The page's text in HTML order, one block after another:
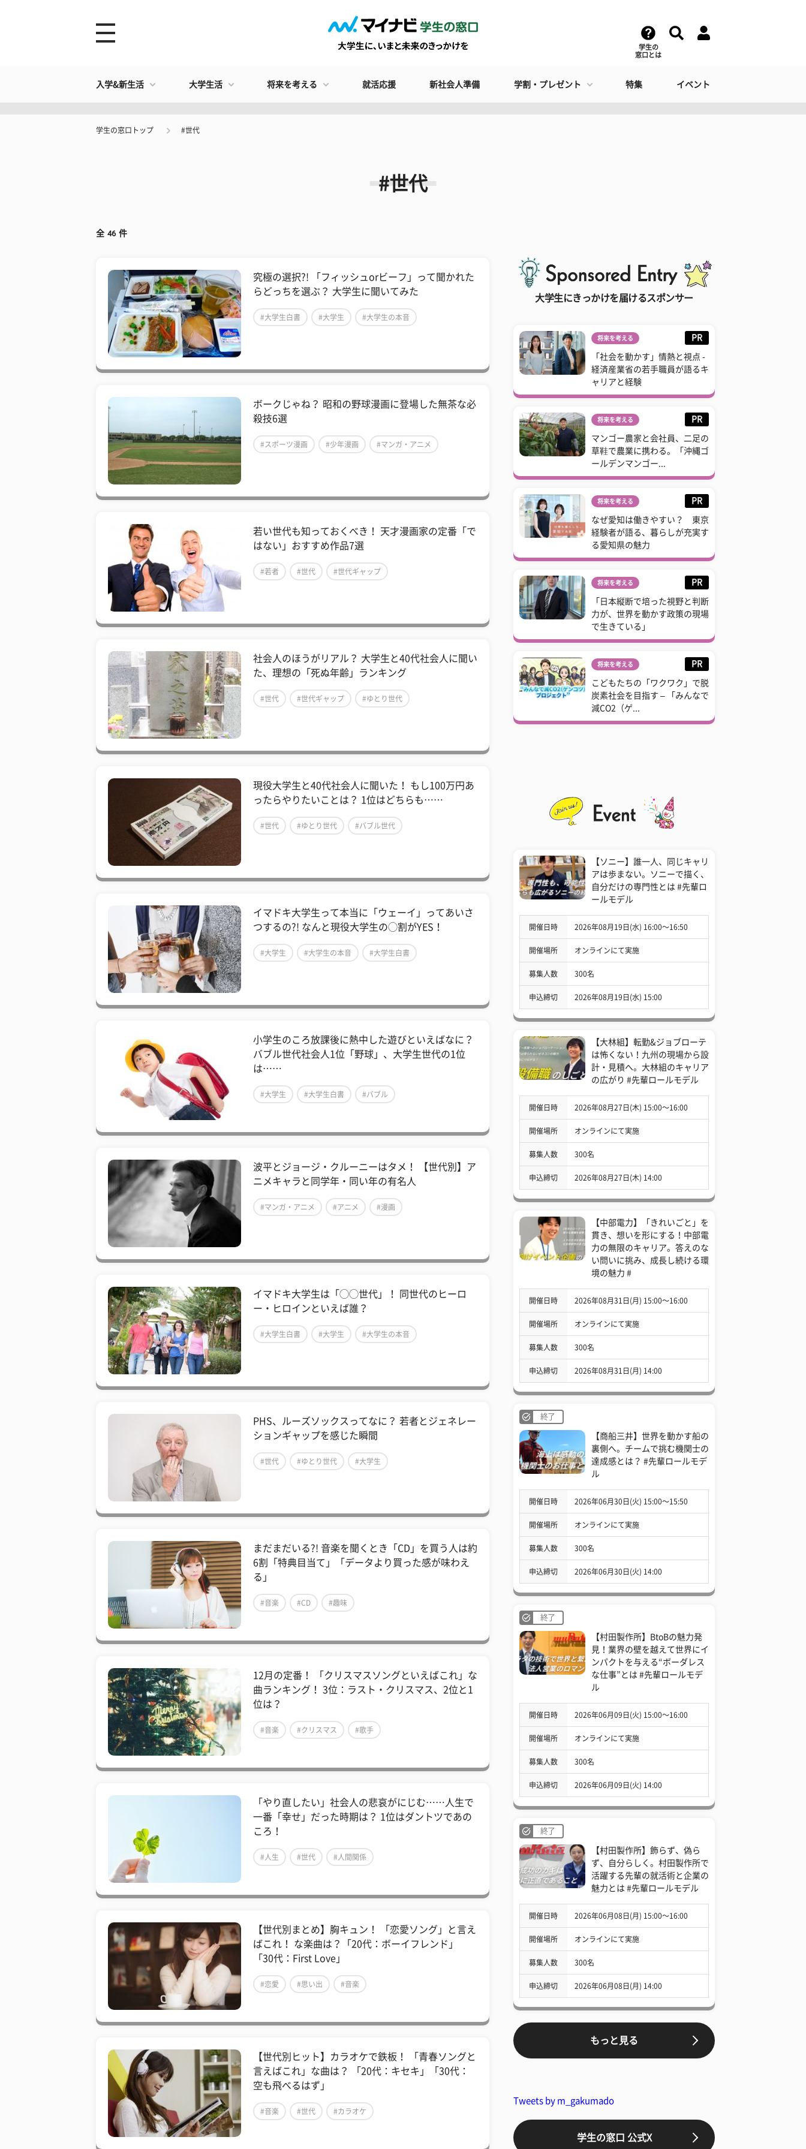
学生の
窓口とは
入学&新生活 大学生活 将来を考える 就活応援 新社会人準備 学割・プレゼント 特集 イベント
学生の窓口トップ #世代
#世代
全 46 件
究極の選択?! 「フィッシュorビーフ」って聞かれた
らどっちを選ぶ？ 大学生に聞いてみた
#大学生白書 #大学生 #大学生の本音
ボークじゃね？ 昭和の野球漫画に登場した無茶な必
殺技6選
#スポーツ漫画 #少年漫画 #マンガ・アニメ
若い世代も知っておくべき！ 天才漫画家の定番「で
はない」おすすめ作品7選
#若者 #世代 #世代ギャップ
社会人のほうがリアル？ 大学生と40代社会人に聞い
た、理想の「死ぬ年齢」ランキング
#世代 #世代ギャップ #ゆとり世代
現役大学生と40代社会人に聞いた！ もし100万円あ
ったらやりたいことは？ 1位はどちらも……
#世代 #ゆとり世代 #バブル世代
イマドキ大学生って本当に「ウェーイ」ってあいさ
つするの?! なんと現役大学生の◯割がYES！
#大学生 #大学生の本音 #大学生白書
小学生のころ放課後に熱中した遊びといえばなに？
バブル世代社会人1位「野球」、大学生世代の1位
は……
#大学生 #大学生白書 #バブル
波平とジョージ・クルーニーはタメ！ 【世代別】ア
ニメキャラと同学年・同い年の有名人
#マンガ・アニメ #アニメ #漫画
イマドキ大学生は「◯◯世代」！ 同世代のヒーロ
ー・ヒロインといえば誰？
#大学生白書 #大学生 #大学生の本音
PHS、ルーズソックスってなに？ 若者とジェネレー
ションギャップを感じた瞬間
#世代 #ゆとり世代 #大学生
まだまだいる?! 音楽を聞くとき「CD」を買う人は約
6割「特典目当て」「データより買った感が味わえ
る」
#音楽 #CD #趣味
12月の定番！ 「クリスマスソングといえばこれ」な
曲ランキング！ 3位：ラスト・クリスマス、2位と1
位は？
#音楽 #クリスマス #歌手
「やり直したい」社会人の悲哀がにじむ……人生で
一番「幸せ」だった時期は？ 1位はダントツであの
ころ！
#人生 #世代 #人間関係
【世代別まとめ】胸キュン！ 「恋愛ソング」と言え
ばこれ！ な楽曲は？「20代：ボーイフレンド」
「30代：First Love」
#恋愛 #思い出 #音楽
【世代別ヒット】カラオケで鉄板！ 「青春ソングと
言えばこれ」な曲は？ 「20代：キセキ」「30代：
空も飛べるはず」
#音楽 #世代 #カラオケ
大学生にきっかけを届けるスポンサー
将来を考える PR
「社会を動かす」情熱と視点 -
経済産業省の若手職員が語るキ
ャリアと経験
将来を考える PR
マンゴー農家と会社員、二足の
草鞋で農業に携わる。「沖縄ゴ
ールデンマンゴー...
将来を考える PR
なぜ愛知は働きやすい？ 東京
経験者が語る、暮らしが充実す
る愛知県の魅力
将来を考える PR
「日本縦断で培った視野と判断
力が、世界を動かす政策の現場
で生きている」
将来を考える PR
こどもたちの「ワクワク」で脱
炭素社会を目指す – 「みんなで
減CO2（ゲ...
【ソニー】誰一人、同じキャリ
アは歩まない。ソニーで描く、
自分だけの専門性とは #先輩ロ
ールモデル
開催日時 2026年08月19日(水) 16:00〜16:50
開催場所 オンラインにて実施
募集人数 300名
申込締切 2026年08月19日(水) 15:00
【大林組】転勤&ジョブローテ
は怖くない！九州の現場から設
計・見積へ。大林組のキャリア
の広がり #先輩ロールモデル
開催日時 2026年08月27日(木) 15:00〜16:00
開催場所 オンラインにて実施
募集人数 300名
申込締切 2026年08月27日(木) 14:00
【中部電力】「きれいごと」を
貫き、想いを形にする！中部電
力の無限のキャリア。答えのな
い問いに挑み、成長し続ける環
境の魅力 #
開催日時 2026年08月31日(月) 15:00〜16:00
開催場所 オンラインにて実施
募集人数 300名
申込締切 2026年08月31日(月) 14:00
終了
【商船三井】世界を動かす船の
裏側へ。チームで挑む機関士の
達成感とは？ #先輩ロールモデ
ル
開催日時 2026年06月30日(火) 15:00〜15:50
開催場所 オンラインにて実施
募集人数 300名
申込締切 2026年06月30日(火) 14:00
終了
【村田製作所】BtoBの魅力発
見！業界の壁を越えて世界にイ
ンパクトを与える“ボーダレス
な仕事”とは #先輩ロールモデ
ル
開催日時 2026年06月09日(火) 15:00〜16:00
開催場所 オンラインにて実施
募集人数 300名
申込締切 2026年06月09日(火) 14:00
終了
【村田製作所】飾らず、偽ら
ず、自分らしく。村田製作所で
活躍する先輩の就活術と企業の
魅力とは #先輩ロールモデル
開催日時 2026年06月08日(月) 15:00〜16:00
開催場所 オンラインにて実施
募集人数 300名
申込締切 2026年06月08日(月) 14:00
もっと見る
Tweets by m_gakumado
学生の窓口 公式X